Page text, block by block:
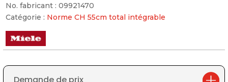
No. fabricant : 09921470
Catégorie : Norme CH 55cm total intégrable